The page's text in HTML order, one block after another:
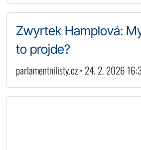
Zwyrtek Hamplová:
to projde?
parlamentnilisty.cz • 24. 2. 2026